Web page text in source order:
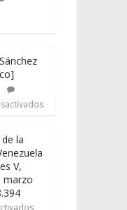
la
V,
marzo